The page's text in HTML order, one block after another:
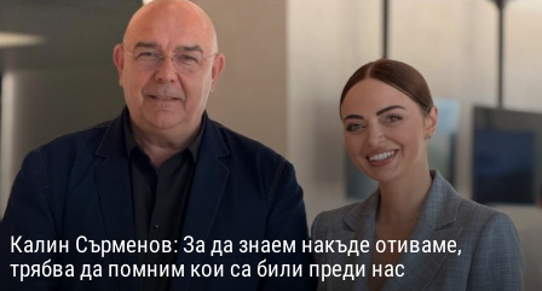
Калин Сърменов: За да знаем накъде отиваме,
трябва да помним кои са били преди нас